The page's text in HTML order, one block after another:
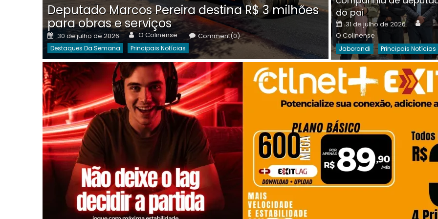
Deputado Marcos Pereira destina R$ 3 milhões
para obras e serviços
Posted
on
30 de julho de 2026 Author
O Colinense Comment(0)
Destaques Da Semana Principais Notícias
on
30 de julho de 2026 O
Destaques Da Semana
do pai
Posted
on
31 de julho de 2026
O Colinense
Jaborandi Principais Notícias